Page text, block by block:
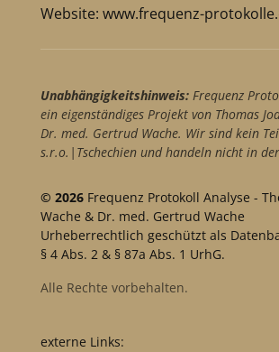
Website: www.frequenz-
Unabhängigkeitshinweis:Frequenz
ein eigenständiges Projekt von Thomas
Dr. med. Gertrud Wache. Wir sind kein
s.r.o.|Tschechien und handeln nicht in
© 2026 Frequenz Protokoll Analyse -
Wache & Dr. med. Gertrud Wache
Urheberrechtlich geschützt als
§ 4 Abs. 2 & § 87a Abs. 1 UrhG.
Alle Rechte vorbehalten.
externe Links: